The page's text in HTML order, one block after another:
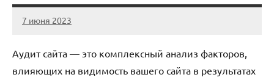
7 июня 2023
immo_navi_ru
Нет
Аудит сайта — это комплексный анализ факторов,
влияющих на видимость вашего сайта в результатах